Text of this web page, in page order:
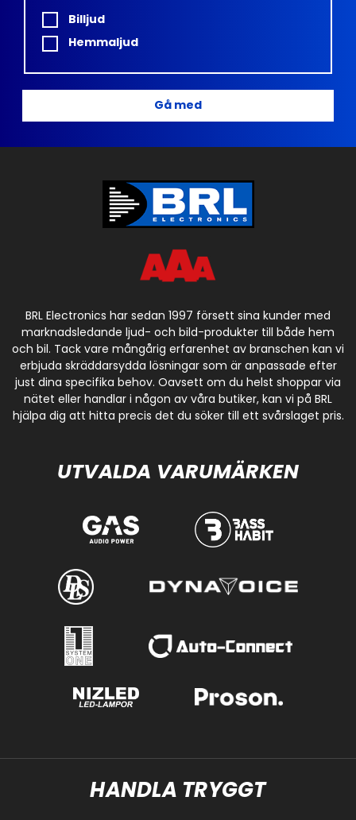
av både Klipsch och Onkyo, är New York redo att tåla
både bump, bang och bas. Det här är en högtalare
stil!
Billjud
Hemmaljud
Gå med
BRL Electronics har sedan 1997 försett sina kunder med
marknadsledande ljud- och bild-produkter till både hem
och bil. Tack vare mångårig erfarenhet av branschen kan vi
erbjuda skräddarsydda lösningar som är anpassade efter
just dina specifika behov. Oavsett om du helst shoppar via
nätet eller handlar i någon av våra butiker, kan vi på BRL
hjälpa dig att hitta precis det du söker till ett svårslaget pris.
UTVALDA VARUMÄRKEN
HANDLA TRYGGT